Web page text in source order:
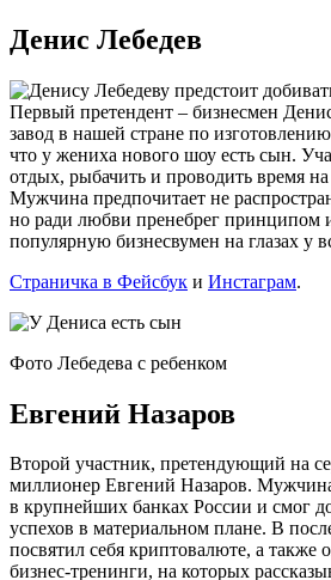
Денис Лебедев
Первый претендент – бизнесмен
завод в нашей стране по
что у жениха нового шоу есть сын.
отдых, рыбачить и проводить время
Мужчина предпочитает не
но ради любви пренебрег принципом
популярную бизнесвумен на глазах у
Страничка в Фейсбук и Инстаграм.
Фото Лебедева с ребенком
Евгений Назаров
Второй участник, претендующий на
миллионер Евгений Назаров.
в крупнейших банках России и смог
успехов в материальном плане. В
посвятил себя криптовалюте, а также
бизнес-тренинги, на которых